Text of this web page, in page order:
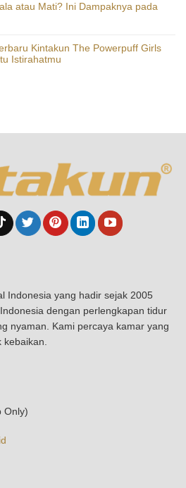
atau Mati? Ini Dampaknya pada
Kintakun The Powerpuff Girls
Istirahatmu
Indonesia yang hadir sejak 2005
dengan perlengkapan tidur
nyaman. Kami percaya kamar yang
Only)